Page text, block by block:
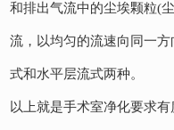
和排出气流中的尘埃颗粒(
流，以均匀的流速向同一
式和水平层流式两种。
以上就是手术室净化要求